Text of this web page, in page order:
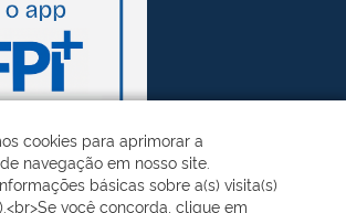
cookies para aprimorar a
navegação em nosso site.
básicas sobre a(s) visita(s)
você concorda, clique em